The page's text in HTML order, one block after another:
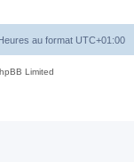
au format UTC+01:00
Limited